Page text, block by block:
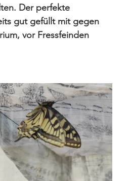
Der perfekte
gut gefüllt mit gegen
vor Fressfeinden